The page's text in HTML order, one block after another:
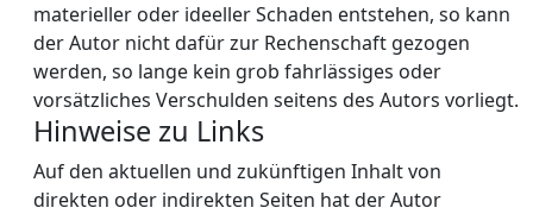
materieller oder ideeller Schaden entstehen, so kann
der Autor nicht dafür zur Rechenschaft gezogen
werden, so lange kein grob fahrlässiges oder
vorsätzliches Verschulden seitens des Autors vorliegt.
Hinweise zu Links
Auf den aktuellen und zukünftigen Inhalt von
direkten oder indirekten Seiten hat der Autor